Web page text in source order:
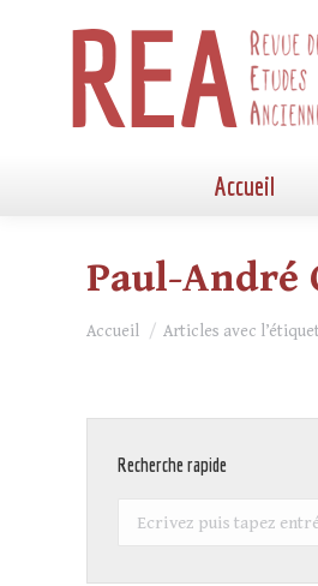
Accueil
Paul-André
Vous êtes ici :
Accueil Articles avec
Recherche rapide
Recherche